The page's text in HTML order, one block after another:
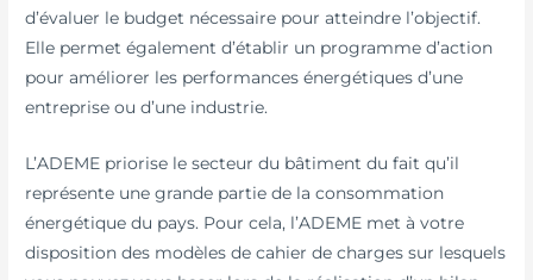
d’évaluer le budget nécessaire pour atteindre l’objectif.
Elle permet également d’établir un programme d’action
pour améliorer les performances énergétiques d’une
entreprise ou d’une industrie.
L’ADEME priorise le secteur du bâtiment du fait qu’il
représente une grande partie de la consommation
énergétique du pays. Pour cela, l’ADEME met à votre
disposition des modèles de cahier de charges sur lesquels